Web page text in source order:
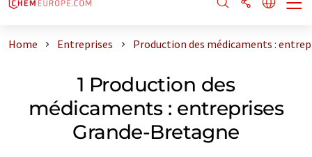
Home Entreprises Production des médicaments :
1 Production des
médicaments : entreprises
Grande-Bretagne